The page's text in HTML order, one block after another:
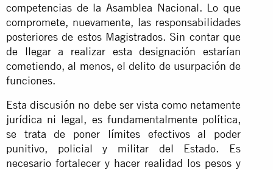
competencias de la Asamblea Nacional. Lo que
compromete, nuevamente, las responsabilidades
posteriores de estos Magistrados. Sin contar que
de llegar a realizar esta designación estarían
cometiendo, al menos, el delito de usurpación de
funciones.
Esta discusión no debe ser vista como netamente
jurídica ni legal, es fundamentalmente política,
se trata de poner límites efectivos al poder
punitivo, policial y militar del Estado. Es
necesario fortalecer y hacer realidad los pesos y